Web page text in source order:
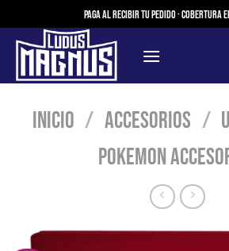
al
contenido
Paga al recibir tu pedido · Cobertura
Inicio / Accesorios /
Pokemon